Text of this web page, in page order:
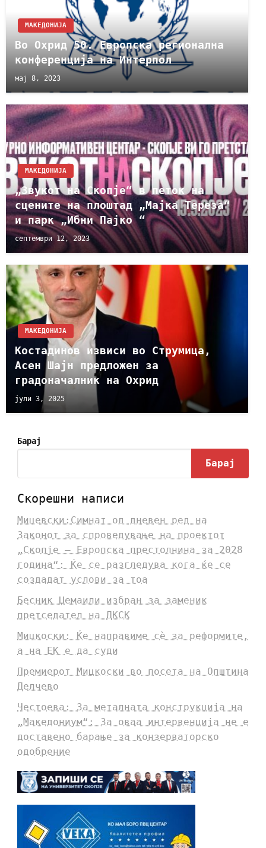
МАКЕДОНИЈА
Во Охрид 50. Европска регионална
конференција на Интерпол
мај 8, 2023
МАКЕДОНИЈА
„Звукот на Скопје“ в петок на
сцените на плоштад „Мајка Тереза“
и парк „Ибни Пајко “
септември 12, 2023
МАКЕДОНИЈА
Костадинов извиси во Струмица,
Асен Шајн предложен за
градоначалник на Охрид
јули 3, 2025
Барај
Барај
Скорешни написи
Мицевски:Симнат од дневен ред на
Законот за спроведување на проектот
„Скопје – Европска престолнина за 2028
година“: Ќе се разгледува кога ќе се
создадат услови за тоа
Бесник Џемаили избран за заменик
претседател на ДКСК
Мицкоски: Ќе направиме сè за реформите,
а на ЕК е да суди
Премиерот Мицкоски во посета на Општина
Делчево
Честоева: За металната конструкција на
„Македониум“: За оваа интервенција не е
доставено барање за конзерваторско
одобрение